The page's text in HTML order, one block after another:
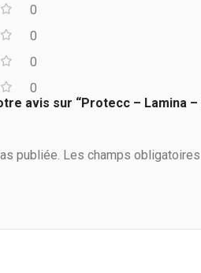
0
0
0
0
avis sur “Protecc – Lamina
publiée. Les champs